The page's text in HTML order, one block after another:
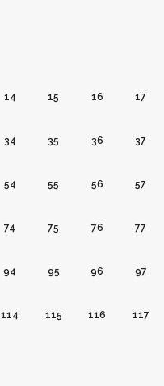
14 15 16 17
34 35 36 37
54 55 56 57
74 75 76 77
94 95 96 97
114 115 116 117